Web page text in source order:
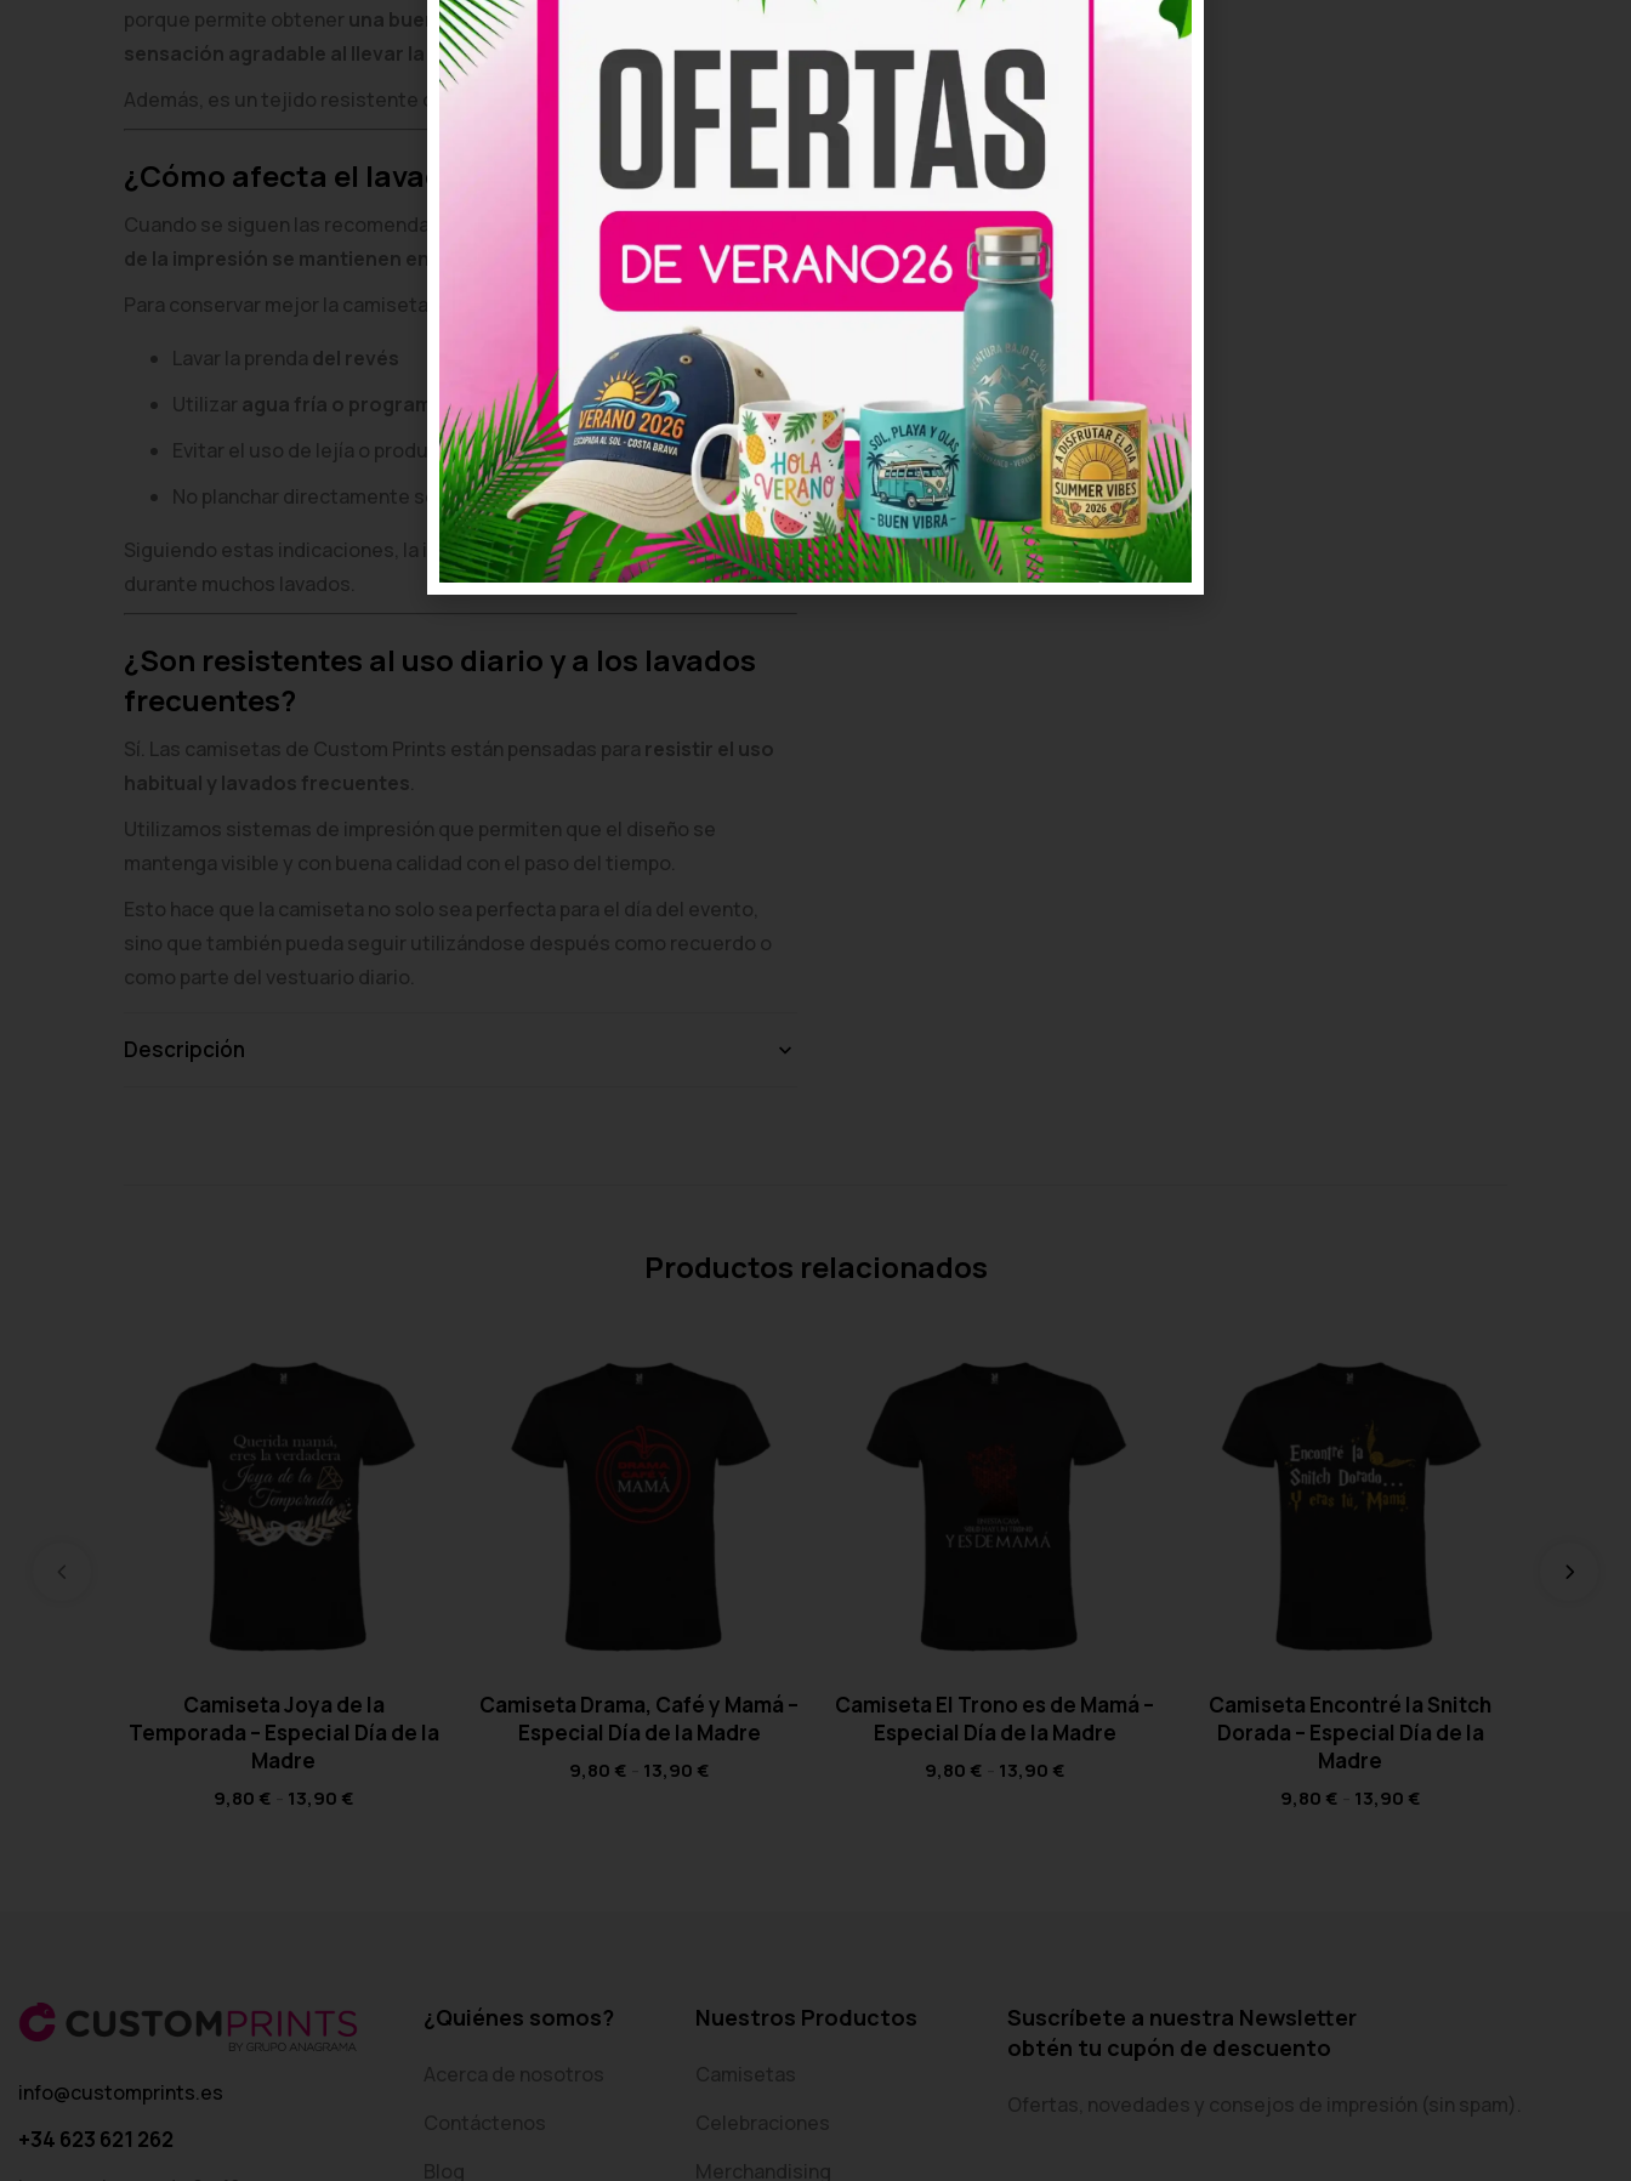
porque permite obtener una buena calidad de impresión y una
sensación agradable al llevar la camiseta
Además, es un tejido resistente que mantiene bien su forma con el uso.
¿Cómo afecta el lavado a los colores?
Cuando se siguen las recomendaciones básicas de cuidado,
de la impresión se mantienen en buen estado durante mucho tiempo.
Para conservar mejor la camiseta personalizada recomendamos:
Lavar la prenda del revés
Utilizar agua fría o programas suaves
Evitar el uso de lejía o productos agresivos
No planchar directamente sobre el diseño
Siguiendo estas indicaciones, la impresión mantendrá su aspecto original
durante muchos lavados.
¿Son resistentes al uso diario y a los lavados
frecuentes?
Sí. Las camisetas de Custom Prints están pensadas para resistir el uso
habitual y lavados frecuentes.
Utilizamos sistemas de impresión que permiten que el diseño se
mantenga visible y con buena calidad con el paso del tiempo.
Esto hace que la camiseta no solo sea perfecta para el día del evento,
sino que también pueda seguir utilizándose después como recuerdo o
como parte del vestuario diario.
Descripción
Productos relacionados
Camiseta Joya de la
Temporada – Especial Día de la
Madre
9,80 € 13,90 €
Camiseta Drama, Café y Mamá –
Especial Día de la Madre
9,80 € 13,90 €
Camiseta El Trono es de Mamá –
Especial Día de la Madre
9,80 € 13,90 €
Camiseta Encontré la Snitch
Dorada – Especial Día de la
Madre
9,80 € 13,90 €
info@customprints.es
+34 623 621 262
¿Quiénes somos?
Acerca de nosotros
Contáctenos
Blog
Nuestros Productos
Camisetas
Celebraciones
Merchandising
Suscríbete a nuestra Newsletter
obtén tu cupón de descuento
Ofertas, novedades y consejos de impresión (sin spam).